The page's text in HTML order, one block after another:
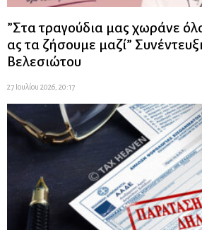
”Στα τραγούδια μας χωράνε
ας τα ζήσουμε μαζί”
Βελεσιώτου
27 Ιουλίου 2026, 20:17